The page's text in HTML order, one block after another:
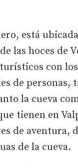
está
las hoces de
con
de personas,
la cueva
tienen en
de aventura,
de la cueva.